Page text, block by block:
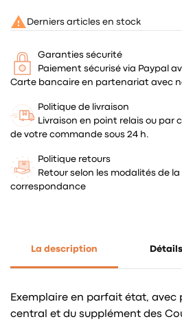
 Derniers articles en stock
Garanties sécurité
Paiement sécurisé via Paypal
Carte bancaire en partenariat avec
Politique de livraison
Livraison en point relais ou par
de votre commande sous 24 h.
Politique retours
Retour selon les modalités de
correspondance
La description
Exemplaire en parfait état, avec
central et du supplément des